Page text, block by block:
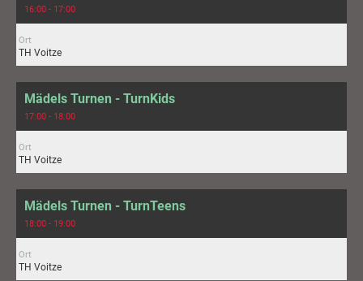
16:00 - 17:00
Ort
TH Voitze
Mädels Turnen - TurnKids
17:00 - 18:00
Ort
TH Voitze
Mädels Turnen - TurnTeens
18:00 - 19:00
Ort
TH Voitze